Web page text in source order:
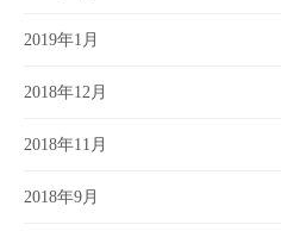
2019年1月
2018年12月
2018年11月
2018年9月